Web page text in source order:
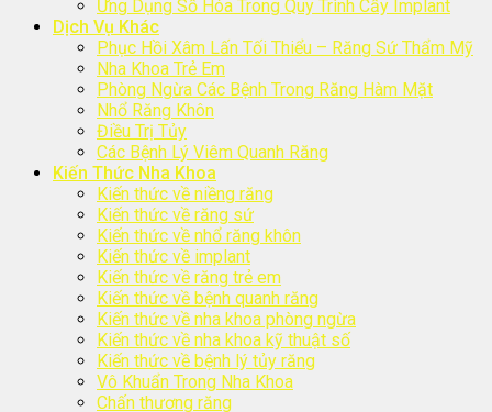
Ứng Dụng Số Hóa Trong Quy Trình Cấy Implant
Dịch Vụ Khác
Phục Hồi Xâm Lấn Tối Thiểu – Răng Sứ Thẩm Mỹ
Nha Khoa Trẻ Em
Phòng Ngừa Các Bệnh Trong Răng Hàm Mặt
Nhổ Răng Khôn
Điều Trị Tủy
Các Bệnh Lý Viêm Quanh Răng
Kiến Thức Nha Khoa
Kiến thức về niềng răng
Kiến thức về răng sứ
Kiến thức về nhổ răng khôn
Kiến thức về implant
Kiến thức về răng trẻ em
Kiến thức về bệnh quanh răng
Kiến thức về nha khoa phòng ngừa
Kiến thức về nha khoa kỹ thuật số
Kiến thức về bệnh lý tủy răng
Vô Khuẩn Trong Nha Khoa
Chấn thương răng